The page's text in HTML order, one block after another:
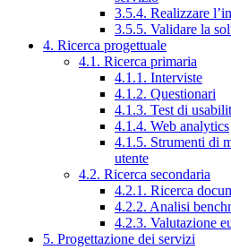
3.5.4. Realizzare
3.5.5. Validare la
4. Ricerca progettuale
4.1. Ricerca primaria
4.1.1. Interviste
4.1.2. Questionari
4.1.3. Test di
4.1.4. Web analytics
4.1.5. Strumenti di
utente
4.2. Ricerca secondaria
4.2.1. Ricerca
4.2.2. Analisi
4.2.3. Valutazione
5. Progettazione dei servizi